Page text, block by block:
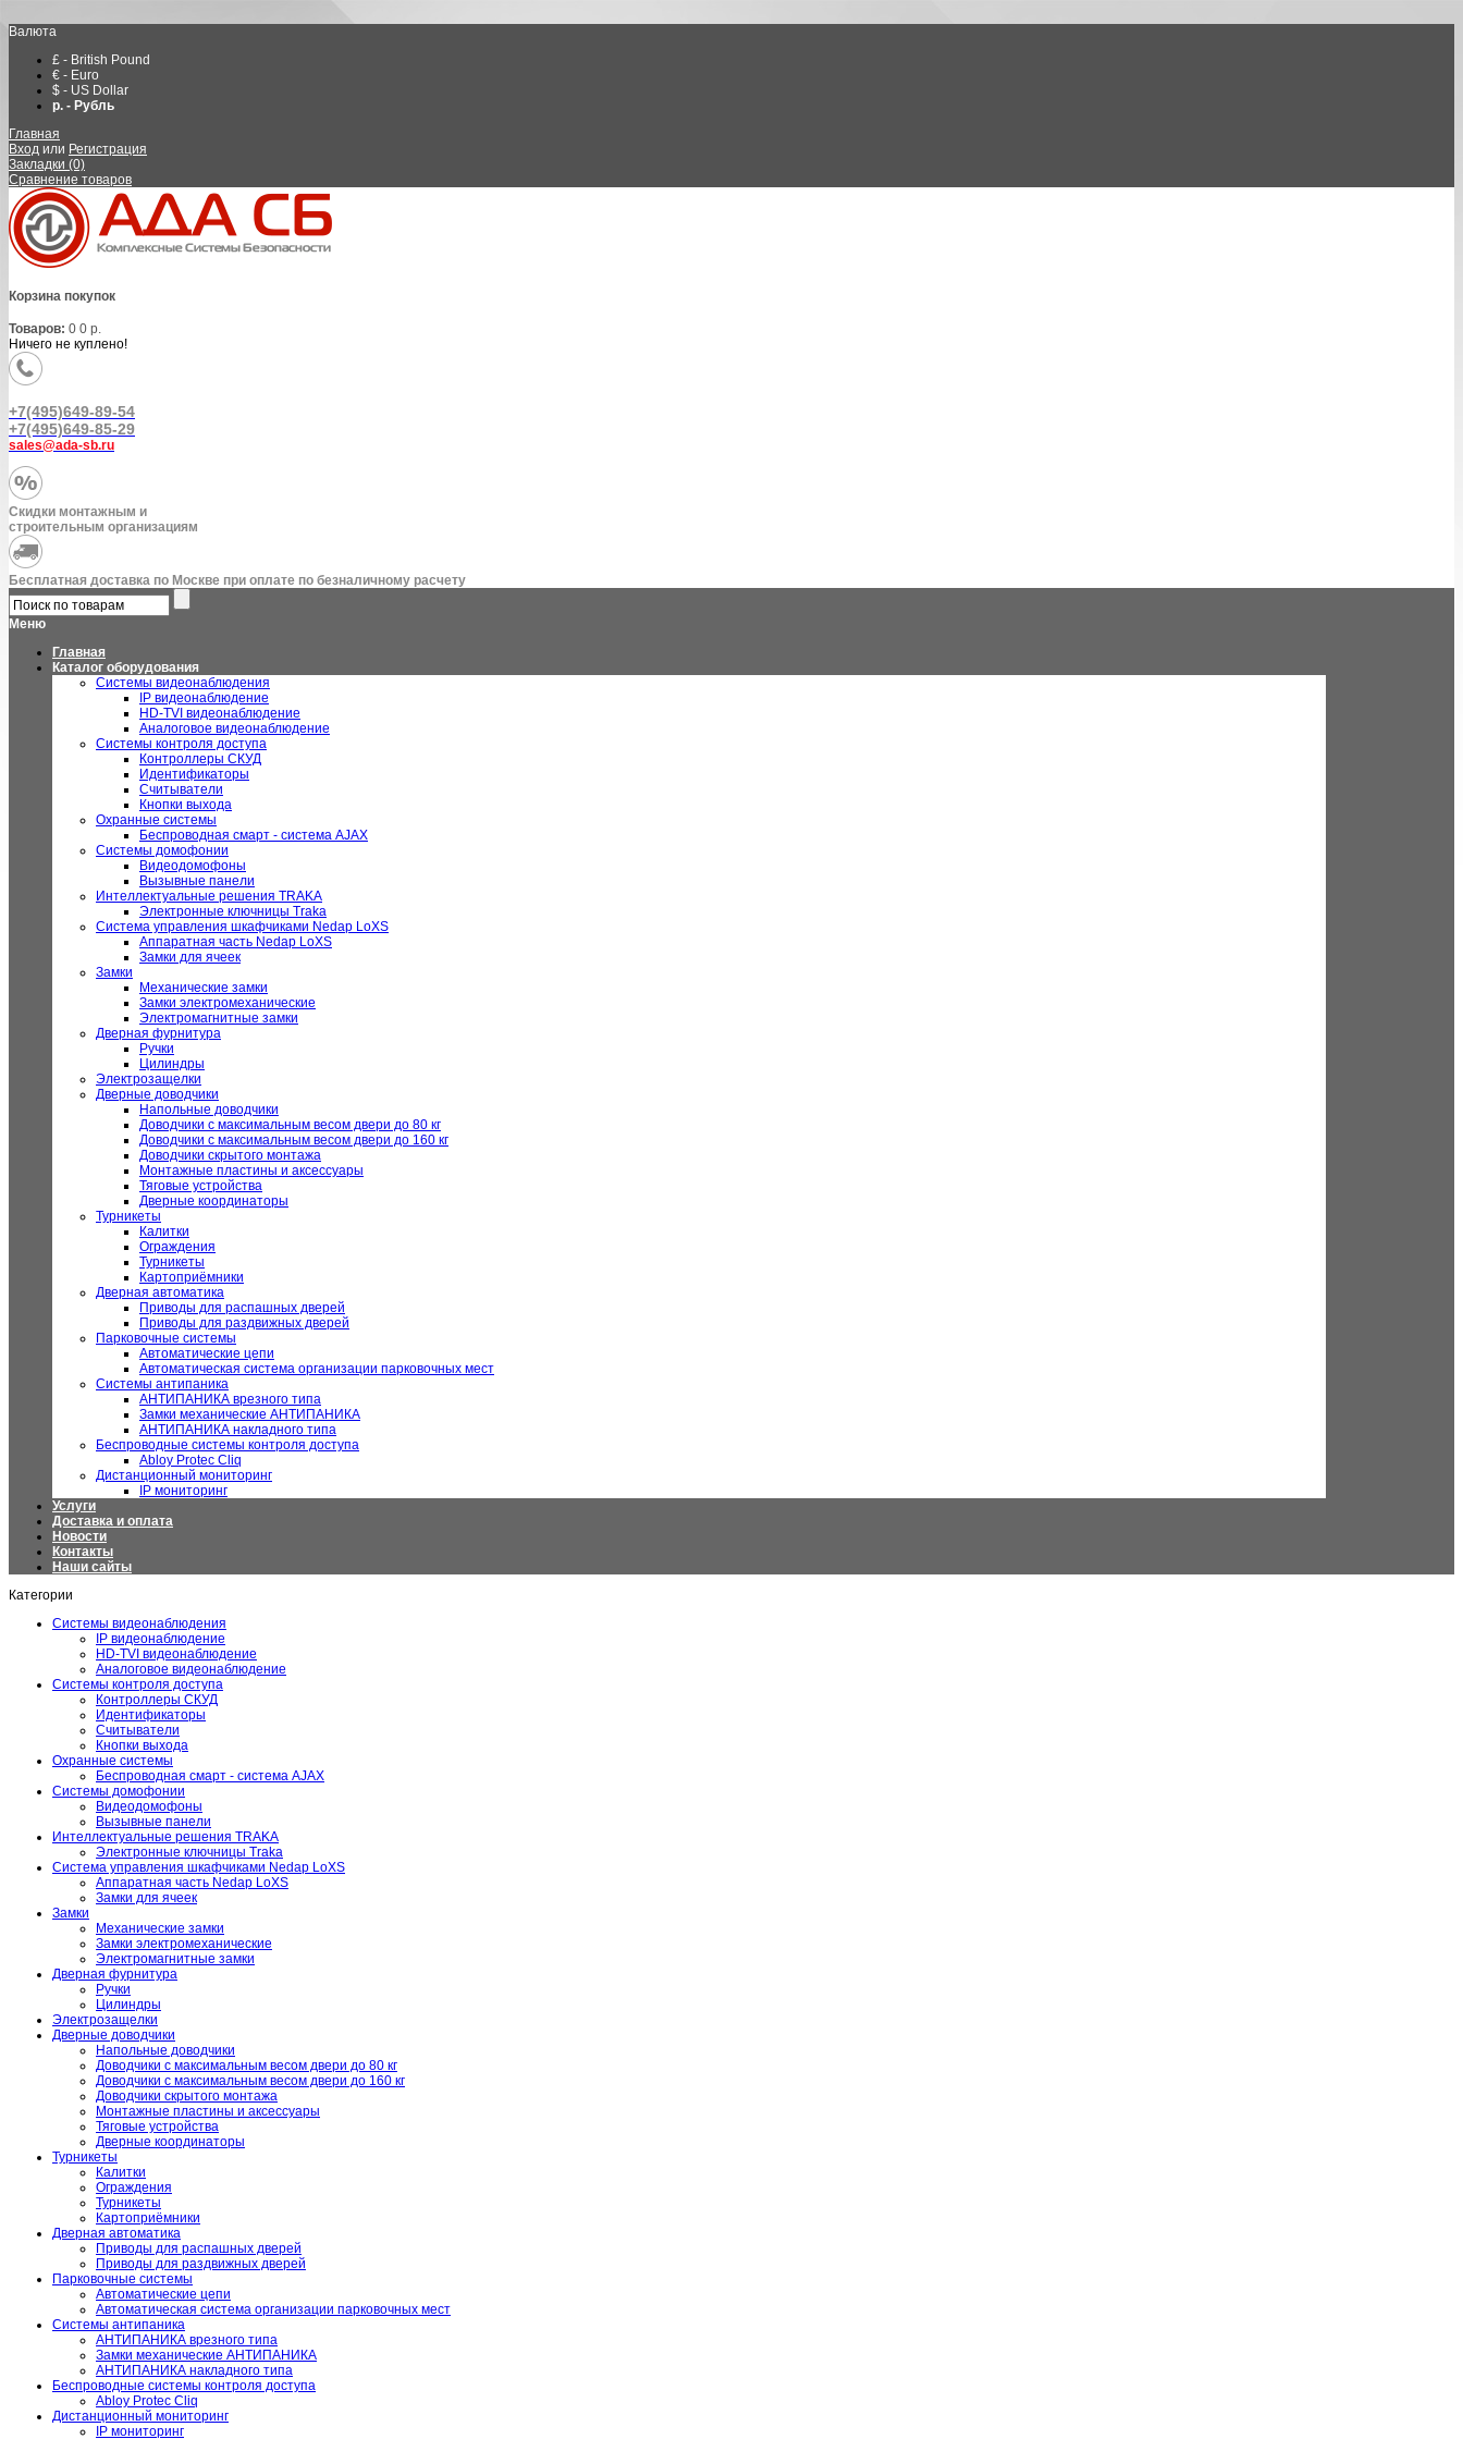
Валюта
£ - British Pound
€ - Euro
$ - US Dollar
р. - Рубль
Главная
Вход или Регистрация
Закладки (0)
Сравнение товаров
Корзина покупок
Товаров: 0 0 р.
Ничего не куплено!
+7(495)649-89-54
+7(495)649-85-29
sales@ada-sb.ru
Скидки монтажным и
строительным организациям
Бесплатная доставка по Москве при оплате по безналичному расчету
Меню
Главная
Каталог оборудования
Системы видеонаблюдения
IP видеонаблюдение
HD-TVI видеонаблюдение
Аналоговое видеонаблюдение
Системы контроля доступа
Контроллеры СКУД
Идентификаторы
Считыватели
Кнопки выхода
Охранные системы
Беспроводная смарт - система AJAX
Системы домофонии
Видеодомофоны
Вызывные панели
Интеллектуальные решения TRAKA
Электронные ключницы Traka
Система управления шкафчиками Nedap LoXS
Аппаратная часть Nedap LoXS
Замки для ячеек
Замки
Механические замки
Замки электромеханические
Электромагнитные замки
Дверная фурнитура
Ручки
Цилиндры
Электрозащелки
Дверные доводчики
Напольные доводчики
Доводчики с максимальным весом двери до 80 кг
Доводчики с максимальным весом двери до 160 кг
Доводчики скрытого монтажа
Монтажные пластины и аксессуары
Тяговые устройства
Дверные координаторы
Турникеты
Калитки
Ограждения
Турникеты
Картоприёмники
Дверная автоматика
Приводы для распашных дверей
Приводы для раздвижных дверей
Парковочные системы
Автоматические цепи
Автоматическая система организации парковочных мест
Системы антипаника
АНТИПАНИКА врезного типа
Замки механические АНТИПАНИКА
АНТИПАНИКА накладного типа
Беспроводные системы контроля доступа
Abloy Protec Cliq
Дистанционный мониторинг
IP мониторинг
Услуги
Доставка и оплата
Новости
Контакты
Наши сайты
Категории
Системы видеонаблюдения
IP видеонаблюдение
HD-TVI видеонаблюдение
Аналоговое видеонаблюдение
Системы контроля доступа
Контроллеры СКУД
Идентификаторы
Считыватели
Кнопки выхода
Охранные системы
Беспроводная смарт - система AJAX
Системы домофонии
Видеодомофоны
Вызывные панели
Интеллектуальные решения TRAKA
Электронные ключницы Traka
Система управления шкафчиками Nedap LoXS
Аппаратная часть Nedap LoXS
Замки для ячеек
Замки
Механические замки
Замки электромеханические
Электромагнитные замки
Дверная фурнитура
Ручки
Цилиндры
Электрозащелки
Дверные доводчики
Напольные доводчики
Доводчики с максимальным весом двери до 80 кг
Доводчики с максимальным весом двери до 160 кг
Доводчики скрытого монтажа
Монтажные пластины и аксессуары
Тяговые устройства
Дверные координаторы
Турникеты
Калитки
Ограждения
Турникеты
Картоприёмники
Дверная автоматика
Приводы для распашных дверей
Приводы для раздвижных дверей
Парковочные системы
Автоматические цепи
Автоматическая система организации парковочных мест
Системы антипаника
АНТИПАНИКА врезного типа
Замки механические АНТИПАНИКА
АНТИПАНИКА накладного типа
Беспроводные системы контроля доступа
Abloy Protec Cliq
Дистанционный мониторинг
IP мониторинг